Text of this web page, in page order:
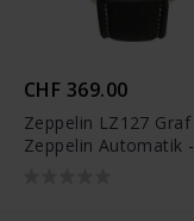
CHF 369.00
Zeppelin LZ127 Graf
Zeppelin Automatik -